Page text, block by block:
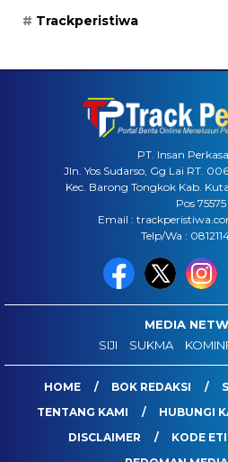
Trackperistiwa
PT. Insan
Jln. Yos Sudarso, Gg Lai RT.
Kec. Barong Tongkok Kab.
Pos 75575
Email :
Telp/Wa :
MEDIA
SIJI
SUKMA
HOME BOK REDAKSI
TENTANG KAMI
HUBUNGI
DISCLAIMER
KODE